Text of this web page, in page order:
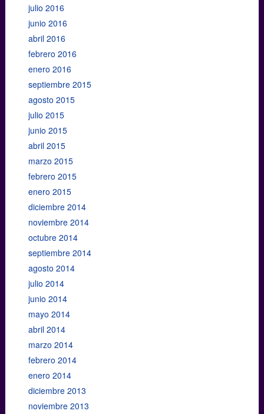
julio 2016
junio 2016
abril 2016
febrero 2016
enero 2016
septiembre 2015
agosto 2015
julio 2015
junio 2015
abril 2015
marzo 2015
febrero 2015
enero 2015
diciembre 2014
noviembre 2014
octubre 2014
septiembre 2014
agosto 2014
julio 2014
junio 2014
mayo 2014
abril 2014
marzo 2014
febrero 2014
enero 2014
diciembre 2013
noviembre 2013